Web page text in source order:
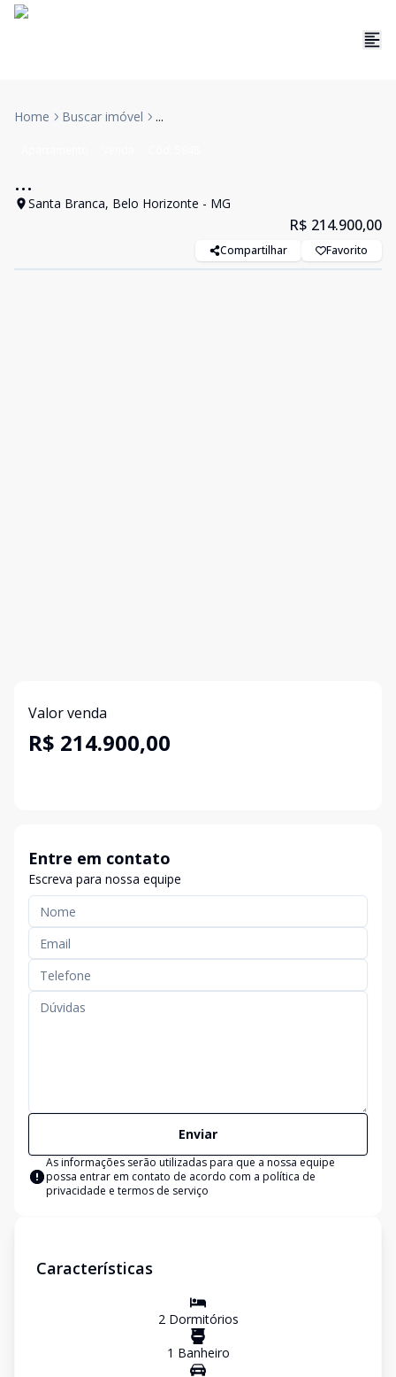
Home Buscar imóvel ...
...
Santa Branca, Belo Horizonte - MG
R$ 214.900,00
Compartilhar Favorito
Valor venda
R$ 214.900,00
Entre em contato
Escreva para nossa equipe
Enviar
As informações serão utilizadas para que a nossa equipe
possa entrar em contato de acordo com a política de
privacidade e termos de serviço
Características
2Dormitórios
1 Banheiro